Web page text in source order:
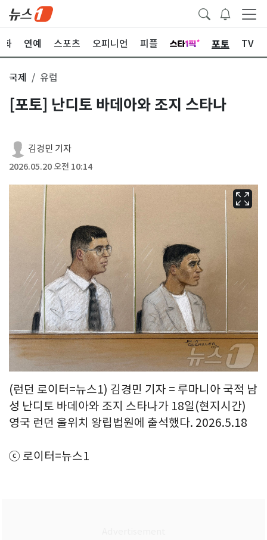
화 연예 스포츠 오피니언 피플 포토 TV
국제 유럽
[포토] 난디토 바데아와 조지 스타나
김경민 기자
2026.05.20 오전 10:14
(런던 로이터=뉴스1) 김경민 기자 = 루마니아 국적 남
성 난디토 바데아와 조지 스타나가 18일(현지시간)
영국 런던 울위치 왕립법원에 출석했다. 2026.5.18
ⓒ 로이터=뉴스1